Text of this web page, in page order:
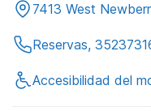
7413 West
Reservas,
Accesibilidad del